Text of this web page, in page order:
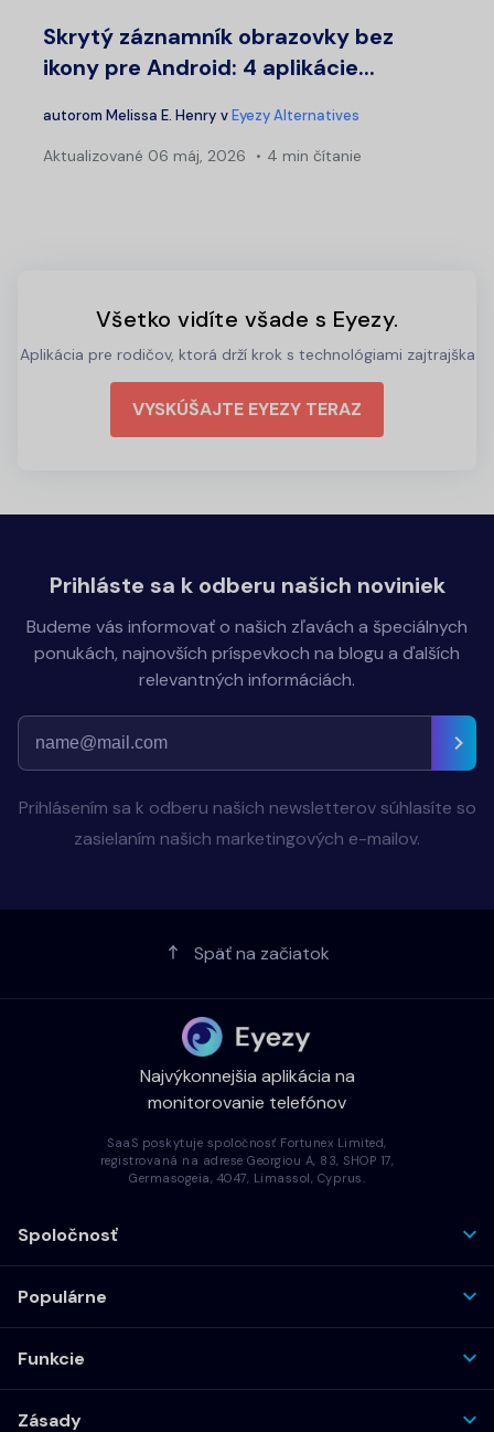
Skrytý záznamník obrazovky bez
ikony pre Android: 4 aplikácie...
autorom Melissa E. Henry vEyezy Alternatives
Aktualizované 06 máj, 2026 4 min čítanie
Všetko vidíte všade s Eyezy.
Aplikácia pre rodičov, ktorá drží krok s technológiami zajtrajška
VYSKÚŠAJTE EYEZY TERAZ
Prihláste sa k odberu našich noviniek
Budeme vás informovať o našich zľavách a špeciálnych
ponukách, najnovších príspevkoch na blogu a ďalších
relevantných informáciách.
Prihlásením sa k odberu našich newsletterov súhlasíte so
zasielaním našich marketingových e-mailov.
Späť na začiatok
Najvýkonnejšia aplikácia na
monitorovanie telefónov
SaaS poskytuje spoločnosť Fortunex Limited,
registrovaná na adrese Georgiou A, 83, SHOP 17,
Germasogeia, 4047, Limassol, Cyprus.
Spoločnosť
Populárne
Funkcie
Zásady